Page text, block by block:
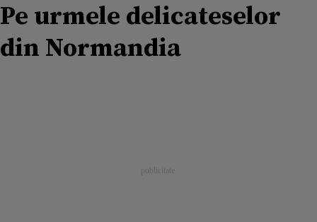
Pe urmele delicateselor
din Normandia